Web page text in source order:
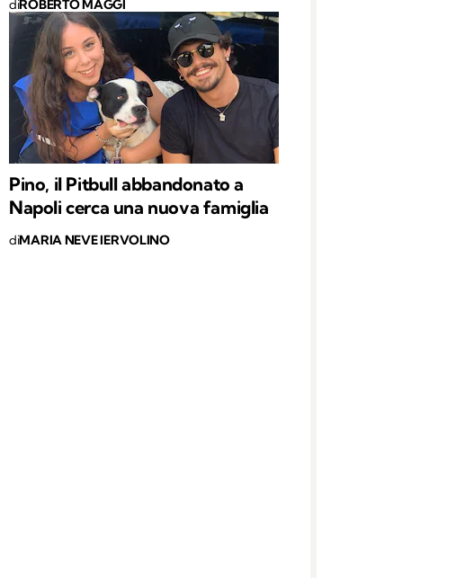
diROBERTO MAGGI
Pino, il Pitbull abbandonato a
Napoli cerca una nuova famiglia
diMARIA NEVE IERVOLINO